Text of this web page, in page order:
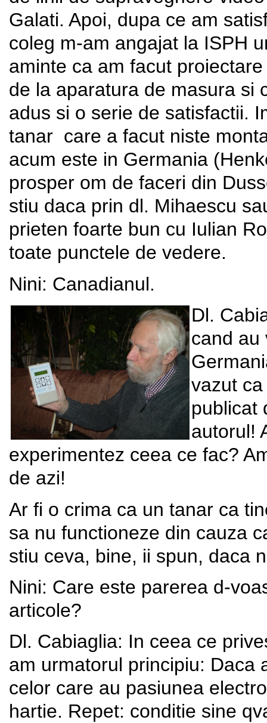
Galati. Apoi, dupa ce am
coleg m-am angajat la ISPH
aminte ca am facut
de la aparatura de masura si
adus si o serie de satisfactii.
tanar care a facut niste
acum este in Germania
prosper om de faceri din
stiu daca prin dl. Mihaescu
prieten foarte bun cu Iulian
toate punctele de vedere.
Nini: Canadianul.
Dl.
cand au
vazut
publicat
autorul!
experimentez ceea ce fac?
de azi!
Ar fi o crima ca un tanar ca
sa nu functioneze din cauza
stiu ceva, bine, ii spun, daca
Nini: Care este parerea d-
articole?
Dl. Cabiaglia: In ceea ce
am urmatorul principiu: Daca
celor care au pasiunea
hartie. Repet: conditie sine